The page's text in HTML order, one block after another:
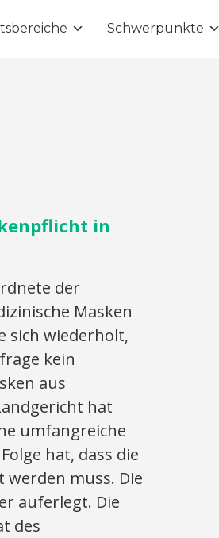
Schwerpunkte
in
der
Masken
sich wiederholt,
kein
aus
hat
umfangreiche
hat, dass die
muss. Die
auferlegt. Die
des